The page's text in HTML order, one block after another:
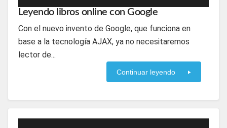
Leyendo libros online con Google
Con el nuevo invento de Google, que funciona en
base a la tecnología AJAX, ya no necesitaremos
lector de...
Continuar leyendo